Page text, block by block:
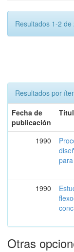
Resultados 1-2 de
Resultados por
Fecha de
publicación
1990
1990
Otras